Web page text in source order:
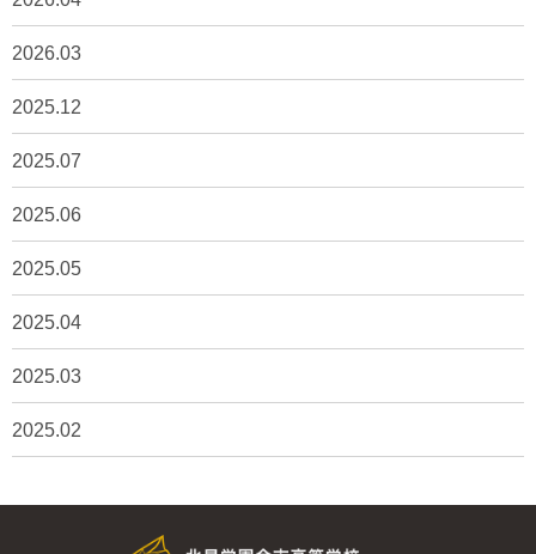
2026.03
2025.12
2025.07
2025.06
2025.05
2025.04
2025.03
2025.02